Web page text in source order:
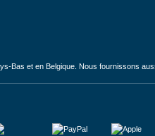
Bas et en Belgique. Nous fournissons